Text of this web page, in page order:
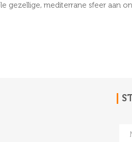
mediterrane sfeer aan